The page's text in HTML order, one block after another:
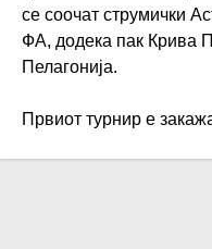
се соочат струмички
ФА, додека пак Крива
Пелагонија.
Првиот турнир е